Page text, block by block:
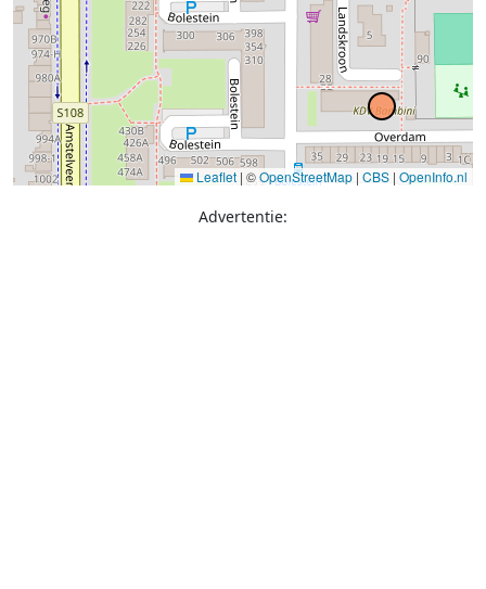
Leaflet | ©OpenStreetMap | CBS | OpenInfo.nl
Advertentie: